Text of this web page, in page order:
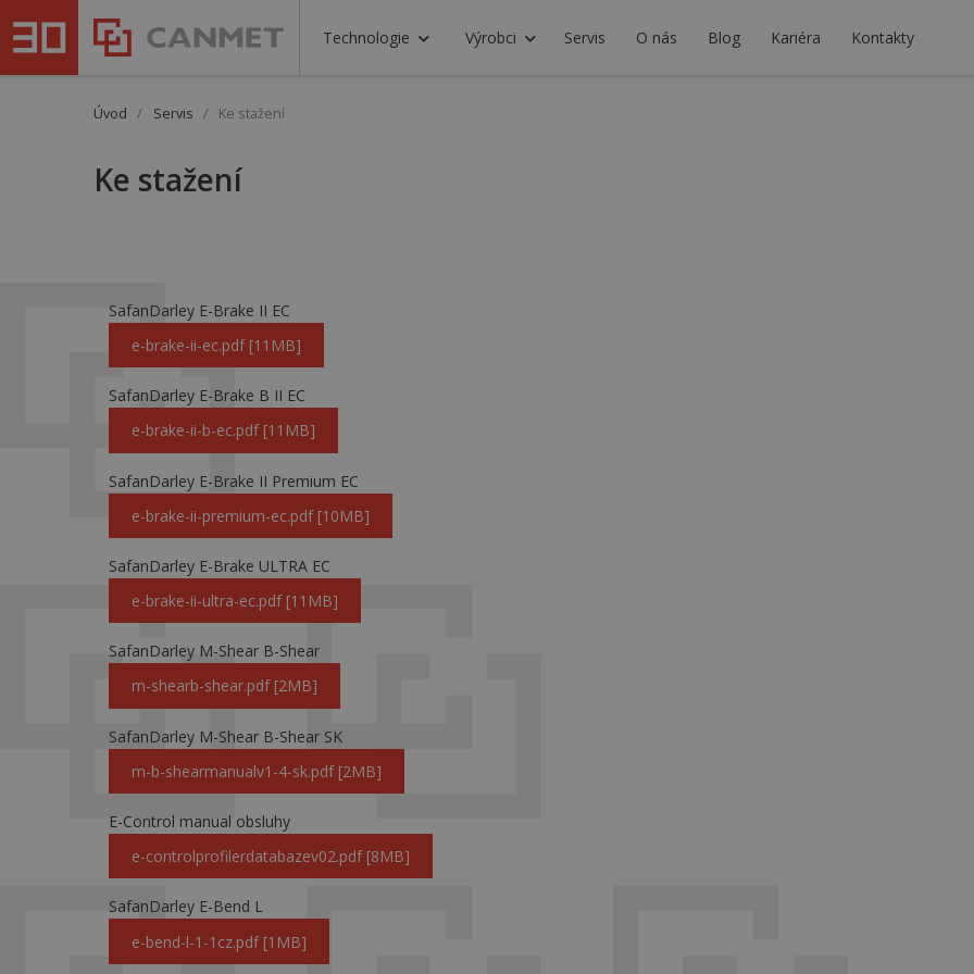
Technologie Výrobci Servis O nás Blog Kariéra Kontakty
Úvod / Servis / Ke stažení
Ke stažení
SafanDarley E-Brake II EC
e-brake-ii-ec.pdf [11MB]
SafanDarley E-Brake B II EC
e-brake-ii-b-ec.pdf [11MB]
SafanDarley E-Brake II Premium EC
e-brake-ii-premium-ec.pdf [10MB]
SafanDarley E-Brake ULTRA EC
e-brake-ii-ultra-ec.pdf [11MB]
SafanDarley M-Shear B-Shear
m-shearb-shear.pdf [2MB]
SafanDarley M-Shear B-Shear SK
m-b-shearmanualv1-4-sk.pdf [2MB]
E-Control manual obsluhy
e-controlprofilerdatabazev02.pdf [8MB]
SafanDarley E-Bend L
e-bend-l-1-1cz.pdf [1MB]